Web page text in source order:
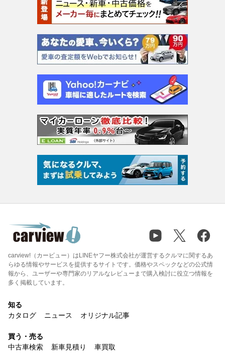
carview!（カービュー）はLINEヤフー株式会社が運営するクルマに関するあ
らゆる情報やサービスを提供するサイトです。価格やスペックなどの公式情
報から、ユーザーや専門家のリアルなレビューまで購入検討に役立つ情報を
多く掲載しています。
知る
カタログ
ニュース オリジナル記事
買う・売る
中古車検索
新車見積り 車買取